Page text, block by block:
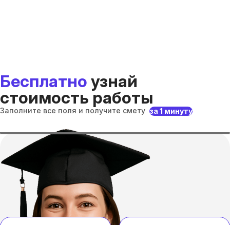
Бесплатно узнай
стоимость работы
Заполните все поля и получите смету за 1 минуту